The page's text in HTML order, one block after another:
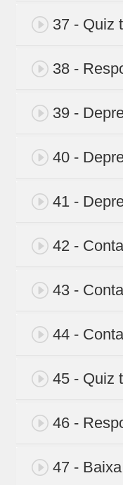
37 - Quiz
38 -
39 -
40 -
41 -
42 -
43 -
44 -
45 - Quiz
46 -
47 -